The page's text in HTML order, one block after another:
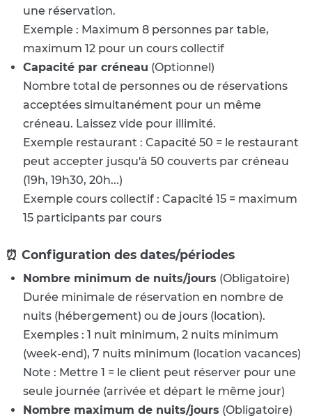
une réservation.
Exemple : Maximum 8 personnes par table,
maximum 12 pour un cours collectif
Capacité par créneau (Optionnel)
Nombre total de personnes ou de réservations
acceptées simultanément pour un même
créneau. Laissez vide pour illimité.
Exemple restaurant : Capacité 50 = le restaurant
peut accepter jusqu'à 50 couverts par créneau
(19h, 19h30, 20h...)
Exemple cours collectif : Capacité 15 = maximum
15 participants par cours
⏰ Configuration des dates/périodes
Nombre minimum de nuits/jours (Obligatoire)
Durée minimale de réservation en nombre de
nuits (hébergement) ou de jours (location).
Exemples : 1 nuit minimum, 2 nuits minimum
(week-end), 7 nuits minimum (location vacances)
Note : Mettre 1 = le client peut réserver pour une
seule journée (arrivée et départ le même jour)
Nombre maximum de nuits/jours (Obligatoire)